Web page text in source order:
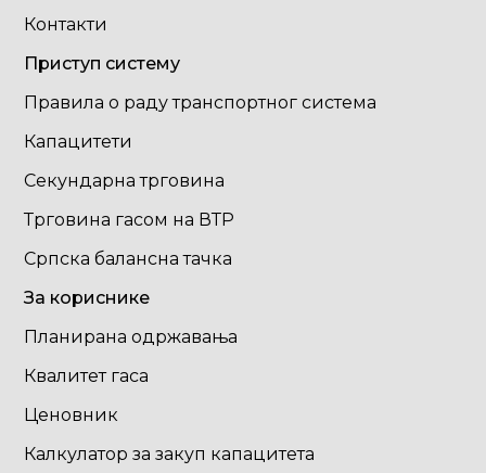
Контакти
Приступ систему
Правила о раду транспортног система
Капацитети
Секундарна трговина
Трговина гасом на ВТР
Српска балансна тачка
За кориснике
Планирана одржавања
Квалитет гаса
Ценовник
Калкулатор за закуп капацитета